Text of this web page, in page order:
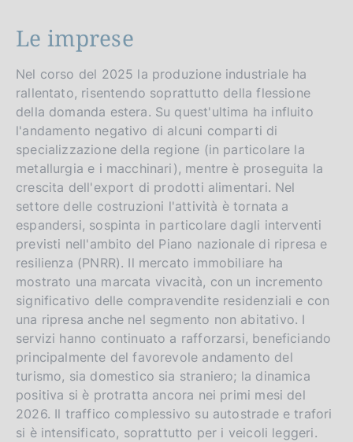
r
s
i
o
n
Le imprese
Nel corso del 2025 la produzione industriale ha
rallentato, risentendo soprattutto della flessione
della domanda estera. Su quest'ultima ha influito
l'andamento negativo di alcuni comparti di
specializzazione della regione (in particolare la
metallurgia e i macchinari), mentre è proseguita la
crescita dell'export di prodotti alimentari. Nel
settore delle costruzioni l'attività è tornata a
espandersi, sospinta in particolare dagli interventi
previsti nell'ambito del Piano nazionale di ripresa e
resilienza (PNRR). Il mercato immobiliare ha
mostrato una marcata vivacità, con un incremento
significativo delle compravendite residenziali e con
una ripresa anche nel segmento non abitativo. I
servizi hanno continuato a rafforzarsi, beneficiando
principalmente del favorevole andamento del
turismo, sia domestico sia straniero; la dinamica
positiva si è protratta ancora nei primi mesi del
2026. Il traffico complessivo su autostrade e trafori
si è intensificato, soprattutto per i veicoli leggeri.